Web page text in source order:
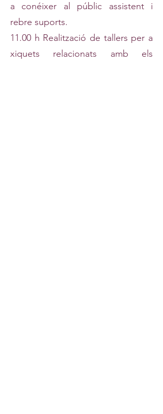
a conéixer al públic assistent i
rebre suports.
11.00 h Realització de tallers per a
xiquets relacionats amb els